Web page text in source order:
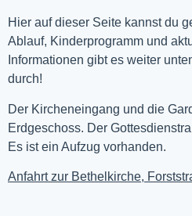
Hier auf dieser Seite kannst du
Ablauf, Kinderprogramm und
Informationen gibt es weiter
durch!
Der Kircheneingang und die
Erdgeschoss. Der
Es ist ein Aufzug vorhanden.
Anfahrt zur Bethelkirche,